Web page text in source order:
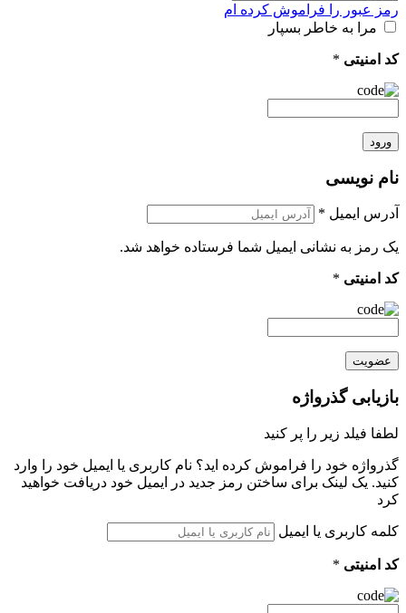
رمز عبور را فراموش کرده ام
مرا به خاطر بسپار
کد امنیتی *
ورود
نام نویسی
آدرس ایمیل *
یک رمز به نشانی ایمیل شما فرستاده خواهد شد.
کد امنیتی *
عضویت
بازیابی گذرواژه
لطفا فیلد زیر را پر کنید
گذرواژه خود را فراموش کرده اید؟ نام کاربری یا ایمیل خود را وارد
کنید. یک لینک برای ساختن رمز جدید در ایمیل خود دریافت خواهید
کرد
کلمه کاربری یا ایمیل
کد امنیتی *